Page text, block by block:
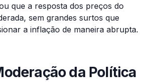
que a resposta dos preços do
sem grandes surtos que
a inflação de maneira abrupta.
da Política